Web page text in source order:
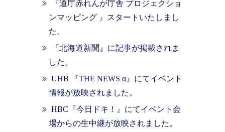
『道庁赤れんが庁舎 プロジェクショ
ンマッピング 』スタートいたしまし
た。
『北海道新聞』に記事が掲載されま
した。
UHB 『THE NEWS α』にてイベント
情報が放映されました。
HBC『今日ドキ！』にてイベント会
場からの生中継が放映されました。